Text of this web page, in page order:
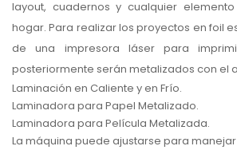
layout, cuadernos y cualquier
hogar. Para realizar los proyectos en foil
de una impresora láser para
posteriormente serán metalizados con el
Laminación en Caliente y en Frí­o.
Laminadora para Papel Metalizado.
Laminadora para Pelí­cula Metalizada.
La máquina puede ajustarse para